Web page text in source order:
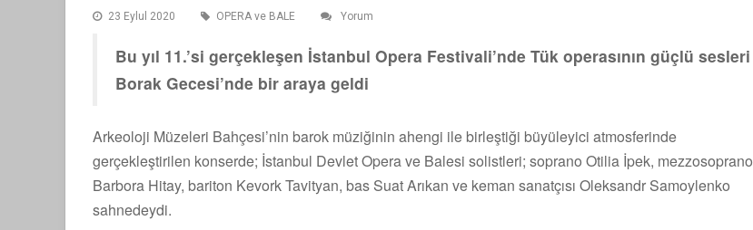
23 Eylul 2020 OPERA ve BALE Yorum
Bu yıl 11.’si gerçekleşen İstanbul Opera Festivali’nde Tük operasının güçlü sesleri
Borak Gecesi’nde bir araya geldi
Arkeoloji Müzeleri Bahçesi’nin barok müziğinin ahengi ile birleştiği büyüleyici atmosferinde
gerçekleştirilen konserde; İstanbul Devlet Opera ve Balesi solistleri; soprano Otilia İpek, mezzosoprano
Barbora Hitay, bariton Kevork Tavityan, bas Suat Arıkan ve keman sanatçısı Oleksandr Samoylenko
sahnedeydi.